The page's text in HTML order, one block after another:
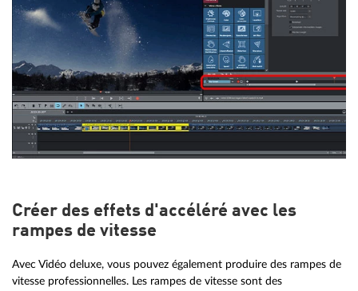
Créer des effets d'accéléré avec les
rampes de vitesse
Avec Vidéo deluxe, vous pouvez également produire des rampes de
vitesse professionnelles. Les rampes de vitesse sont des